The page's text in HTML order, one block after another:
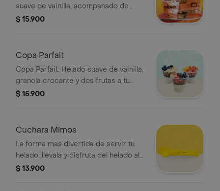
suave de vainilla, acompanado de
helado de vainilla con trozos de
$ 15.900
Copa Parfait
Copa Parfait: Helado suave de vainilla,
granola crocante y dos frutas a tu
elección.
$ 15.900
Cuchara Mimos
La forma mas divertida de servir tu
helado, llevala y disfruta del helado al
estilo Mimos
$ 13.900